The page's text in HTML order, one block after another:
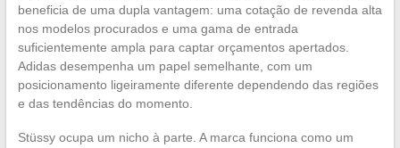
beneficia de uma dupla vantagem: uma cotação de revenda alta
nos modelos procurados e uma gama de entrada
suficientemente ampla para captar orçamentos apertados.
Adidas desempenha um papel semelhante, com um
posicionamento ligeiramente diferente dependendo das regiões
e das tendências do momento.
Stüssy ocupa um nicho à parte. A marca funciona como um